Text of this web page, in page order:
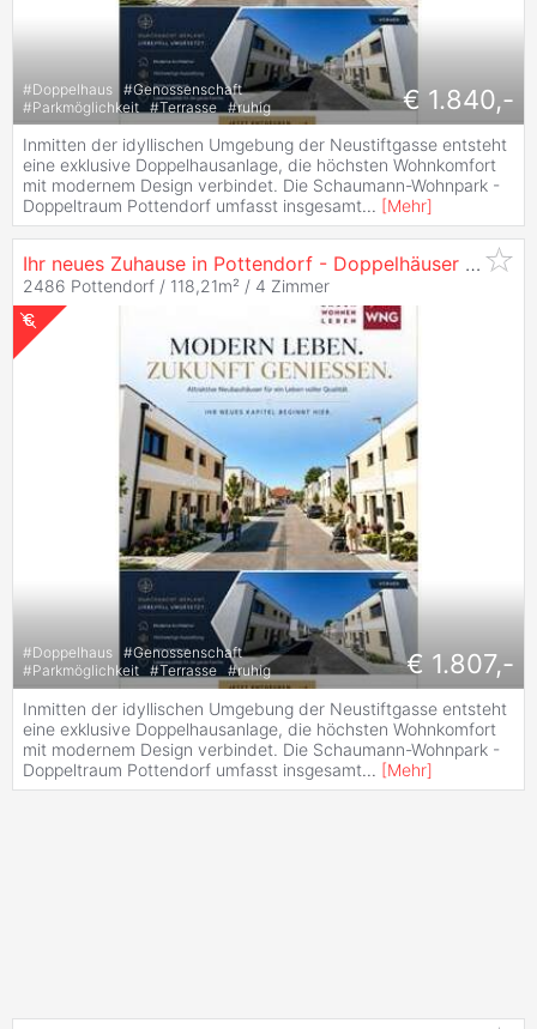
#Doppelhaus #Genossenschaft
#Parkmöglichkeit #Terrasse #ruhig € 1.840,-
Inmitten der idyllischen Umgebung der Neustiftgasse entsteht
eine exklusive Doppelhausanlage, die höchsten Wohnkomfort
mit modernem Design verbindet. Die Schaumann-Wohnpark -
Doppeltraum Pottendorf umfasst insgesamt... [Mehr]
Ihr neues Zuhause in Pottendorf - Doppelhäuser zur
2486 Pottendorf / 118,21m² / 4 Zimmer
#Doppelhaus #Genossenschaft
#Parkmöglichkeit #Terrasse #ruhig € 1.807,-
Inmitten der idyllischen Umgebung der Neustiftgasse entsteht
eine exklusive Doppelhausanlage, die höchsten Wohnkomfort
mit modernem Design verbindet. Die Schaumann-Wohnpark -
Doppeltraum Pottendorf umfasst insgesamt... [Mehr]